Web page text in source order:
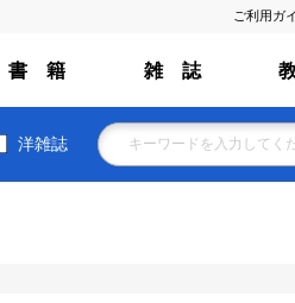
ご利用ガ
書 籍 雑 誌
洋雑誌